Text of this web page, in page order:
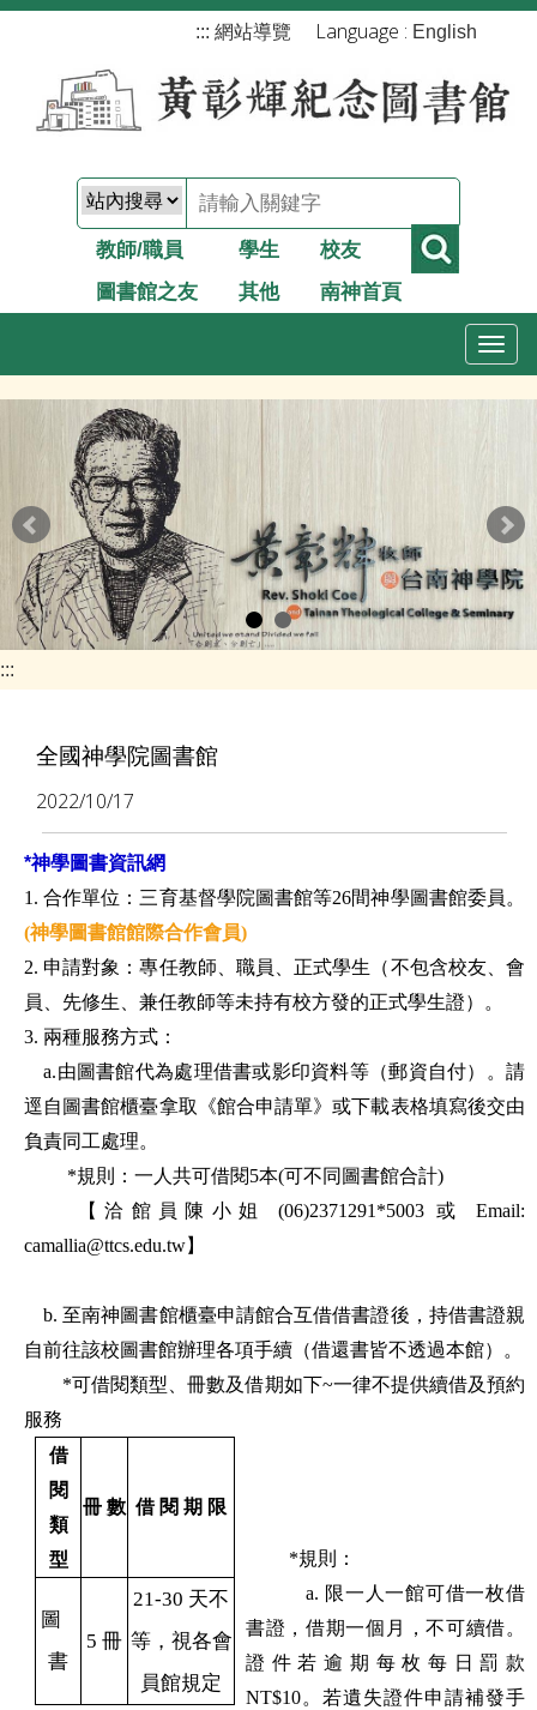
跳
::: 網站導覽 Language : English
教師/職員 學生
校友
圖書館之友
其他 南神首頁
T
l
e
n
a
o
:::
全國神學院圖書館
2022/10/17
*神學圖書資訊網
1. 合作單位：三育基督學院圖書館等26間神學圖書館委員。
(神學圖書館館際合作會員)
2. 申請對象：專任教師、職員、正式學生（不包含校友、會
員、先修生、兼任教師等未持有校方發的正式學生證）。
3. 兩種服務方式：
a.由圖書館代為處理借書或影印資料等（郵資自付）。請
逕自圖書館櫃臺拿取《館合申請單》或下載表格填寫後交由
負責同工處理。
*規則：一人共可借閱5本(可不同圖書館合計)
【洽館員陳小姐 (06)2371291*5003 或 Email:
camallia@ttcs.edu.tw】
b. 至南神圖書館櫃臺申請館合互借借書證後，持借書證親
自前往該校圖書館辦理各項手續（借還書皆不透過本館）。
*可借閱類型、冊數及借期如下~一律不提供續借及預約
服務
借
閱
類
型
冊 數 借 閱 期 限
圖
書
5 冊
21-30 天不
等，視各會
員館規定
*規則：
a. 限一人一館可借一枚借
書證，借期一個月，不可續借。
證件若逾期每枚每日罰款
NT$10。若遺失證件申請補發手